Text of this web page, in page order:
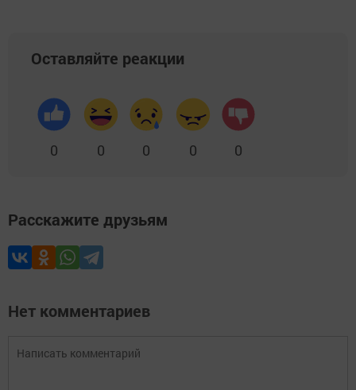
Оставляйте реакции
0 0 0 0 0
Расскажите друзьям
Нет комментариев